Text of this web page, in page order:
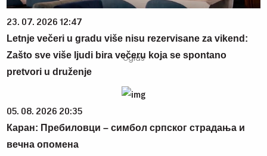
23. 07. 2026 12:47
Letnje večeri u gradu više nisu rezervisane za vikend:
Zašto sve više ljudi bira večeru koja se spontano
pretvori u druženje
05. 08. 2026 20:35
Каран: Пребиловци – симбол српског страдања и
вечна опомена